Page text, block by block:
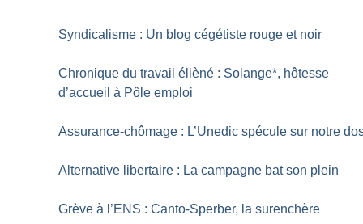
Syndicalisme : Un blog cégétiste rouge et noir
Chronique du travail élièné : Solange*, hôtesse
d’accueil à Pôle emploi
Assurance-chômage : L’Unedic spécule sur notre
Alternative libertaire : La campagne bat son plein
Grève à l’ENS : Canto-Sperber, la surenchère